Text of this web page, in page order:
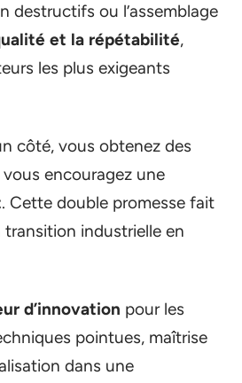
destructifs ou l’assemblage
et la répétabilité,
les plus exigeants
côté, vous obtenez des
encouragez une
. Cette double promesse fait
industrielle en
d’innovation pour les
pointues, maîtrise
dans une